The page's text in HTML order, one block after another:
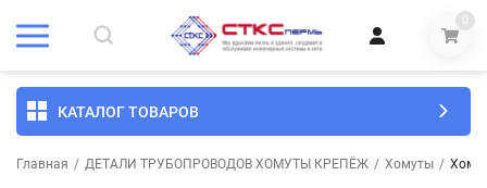
0
КАТАЛОГ ТОВАРОВ
Главная / ДЕТАЛИ ТРУБОПРОВОДОВ ХОМУТЫ КРЕПЁЖ / Хомуты /